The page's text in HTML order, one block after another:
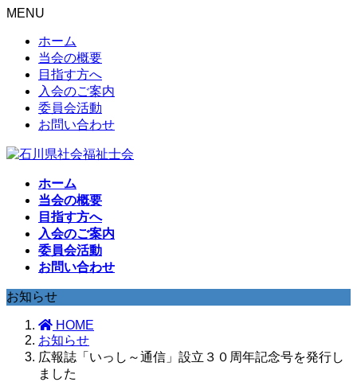
MENU
ホーム
当会の概要
目指す方へ
入会のご案内
委員会活動
お問い合わせ
ホーム
当会の概要
目指す方へ
入会のご案内
委員会活動
お問い合わせ
お知らせ
HOME
お知らせ
広報誌「いっし～通信」設立３０周年記念号を発行し
ました